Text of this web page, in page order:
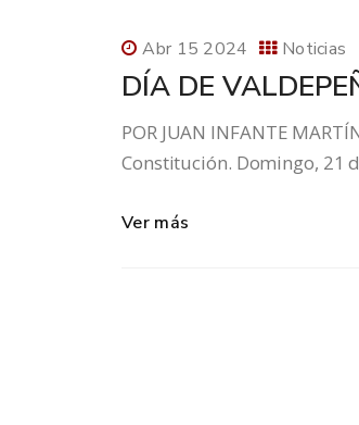
Abr 15 2024 Noticias
DÍA DE
POR JUAN INFANTE
Constitución. Domingo, 21
Ver más